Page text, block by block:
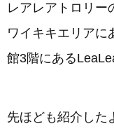
レアレアトロリー
ワイキキエリアに
館3階にある
先ほども紹介した